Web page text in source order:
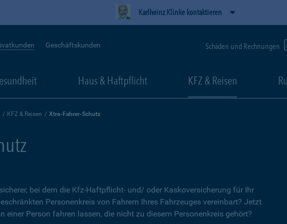
Karlheinz Klinke kontaktieren
Geschäftskunden Schäden und Rechnungen
Haus & Haftpflicht KFZ & Reisen
KFZ & Reisen Xtra-Fahrer-Schutz
bei dem die Kfz-Haftpflicht- und/ oder Kaskoversicherung für Ihr
Personenkreis von Fahrern Ihres Fahrzeuges vereinbart? Jetzt
einer Person fahren lassen, die nicht zu diesem Personenkreis gehört?